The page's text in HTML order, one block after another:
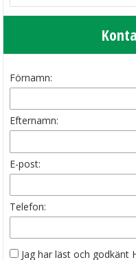
Förnamn:
Efternamn:
E-post:
Telefon:
Jag har läst och godkänt